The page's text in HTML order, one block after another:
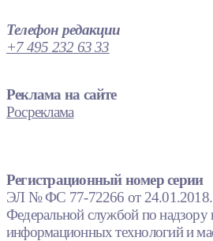
Телефон редакции
+7 495 232 63 33
Реклама на сайте
Росреклама
Регистрационный номер серии
ЭЛ № ФС 77-72266 от 24.01.2018.
Федеральной службой по надзору
информационных технологий и